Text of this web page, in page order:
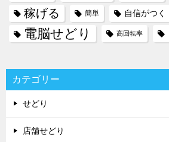
稼げる 簡単 自信がつく
電脳せどり 高回転率
カテゴリー
せどり
店舗せどり